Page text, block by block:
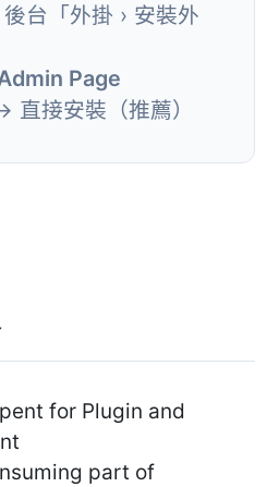
台「外掛 › 安裝外
Page
直接安裝（推薦）
for Plugin and
part of